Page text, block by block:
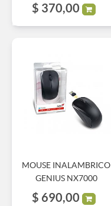
$ 370,00
MOUSE INALAMBRICO
GENIUS NX7000
$ 690,00